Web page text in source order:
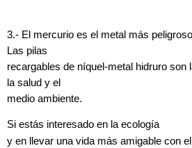
3.- El mercurio es el metal más
Las pilas
recargables de níquel-metal hidruro son
la salud y el
medio ambiente.
Si estás interesado en la ecología
y en llevar una vida más amigable con